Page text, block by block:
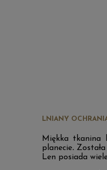
LNIANY
Miękka tkanina
planecie.
Len posiada